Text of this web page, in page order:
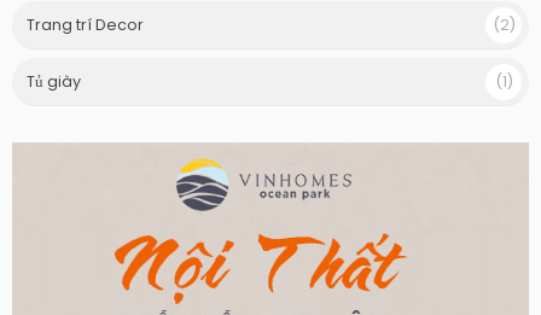
Trang trí Decor (2)
Tủ giày (1)